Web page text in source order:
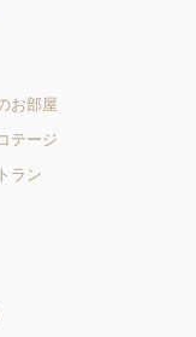
お部屋
テージ
ラン